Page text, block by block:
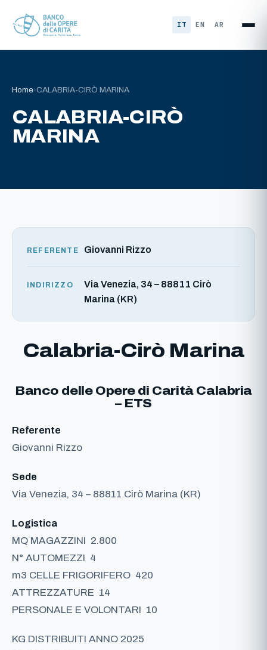
IT EN AR
Home›CALABRIA-CIRÒ MARINA
CALABRIA-CIRÒ
MARINA
REFERENTE Giovanni Rizzo
INDIRIZZO
Via Venezia, 34 – 88811 Cirò
Marina (KR)
Calabria-Cirò Marina
Banco delle Opere di Carità Calabria
– ETS
Referente
Giovanni Rizzo
Sede
Via Venezia, 34 – 88811 Cirò Marina (KR)
Logistica
MQ MAGAZZINI 2.800
N° AUTOMEZZI 4
m3 CELLE FRIGORIFERO 420
ATTREZZATURE 14
PERSONALE E VOLONTARI 10
KG DISTRIBUITI ANNO 2025